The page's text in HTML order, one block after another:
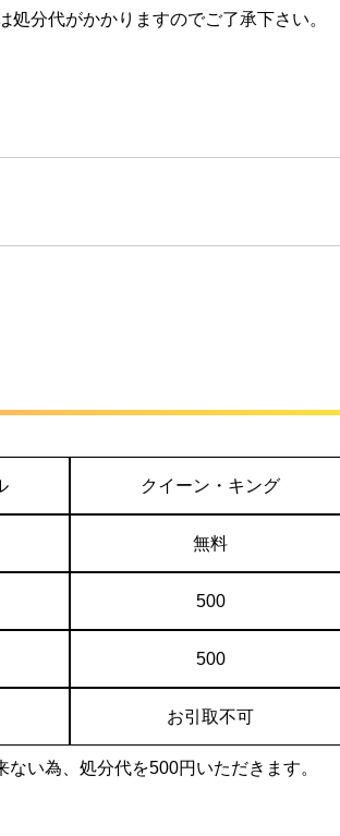
処分代がかかりますのでご了承下さい。
クイーン・キング
無料
500
500
お引取不可
い為、処分代を500円いただきます。